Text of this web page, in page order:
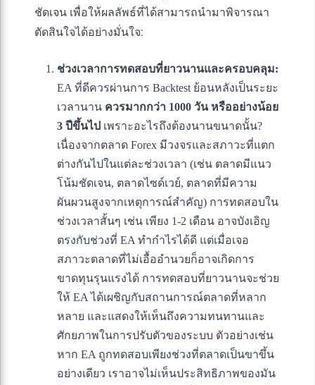
ชัดเจน เพื่อให้ผลลัพธ์ที่ได้สามารถนำมาพิจารณา
ตัดสินใจได้อย่างมั่นใจ:
ช่วงเวลาการทดสอบที่ยาวนานและครอบคลุม:
EA ที่ดีควรผ่านการ Backtest ย้อนหลังเป็นระยะ
เวลานาน ควรมากกว่า 1000 วัน หรืออย่างน้อย
3 ปีขึ้นไป เพราะอะไรถึงต้องนานขนาดนั้น?
เนื่องจากตลาด Forex มีวงจรและสภาวะที่แตก
ต่างกันไปในแต่ละช่วงเวลา (เช่น ตลาดมีแนว
โน้มชัดเจน, ตลาดไซด์เวย์, ตลาดที่มีความ
ผันผวนสูงจากเหตุการณ์สำคัญ) การทดสอบใน
ช่วงเวลาสั้นๆ เช่น เพียง 1-2 เดือน อาจบังเอิญ
ตรงกับช่วงที่ EA ทำกำไรได้ดี แต่เมื่อเจอ
สภาวะตลาดที่ไม่เอื้ออำนวยก็อาจเกิดการ
ขาดทุนรุนแรงได้ การทดสอบที่ยาวนานจะช่วย
ให้ EA ได้เผชิญกับสถานการณ์ตลาดที่หลาก
หลาย และแสดงให้เห็นถึงความทนทานและ
ศักยภาพในการปรับตัวของระบบ ตัวอย่างเช่น
หาก EA ถูกทดสอบเพียงช่วงที่ตลาดเป็นขาขึ้น
อย่างเดียว เราอาจไม่เห็นประสิทธิภาพของมัน